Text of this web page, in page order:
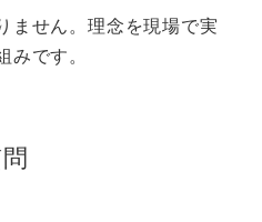
ません。理念を現場で実
みです。